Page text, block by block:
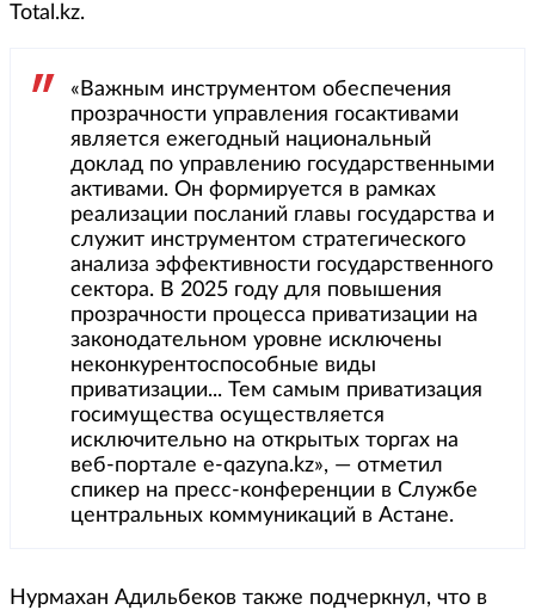
Total.kz.
«Важным инструментом обеспечения
прозрачности управления госактивами
является ежегодный национальный
доклад по управлению государственными
активами. Он формируется в рамках
реализации посланий главы государства и
служит инструментом стратегического
анализа эффективности государственного
сектора. В 2025 году для повышения
прозрачности процесса приватизации на
законодательном уровне исключены
неконкурентоспособные виды
приватизации... Тем самым приватизация
госимущества осуществляется
исключительно на открытых торгах на
веб-портале e-qazyna.kz», — отметил
спикер на пресс-конференции в Службе
центральных коммуникаций в Астане.
Нурмахан Адильбеков также подчеркнул, что в